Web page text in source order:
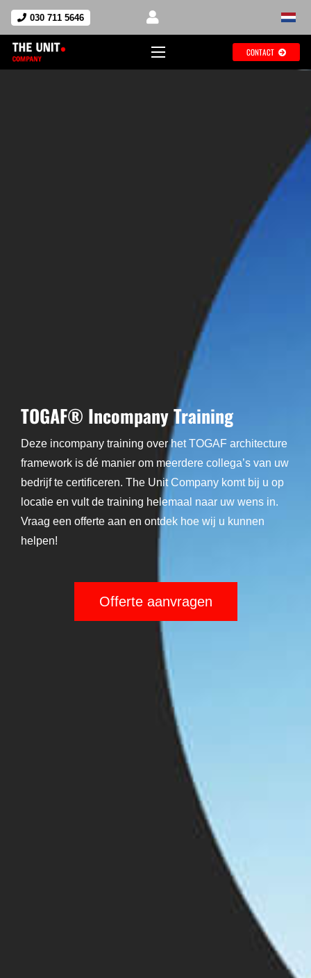
030 711 5646
CONTACT
TOGAF® Incompany Training
Deze incompany training over het TOGAF architecture
framework is dé manier om meerdere collega’s van uw
bedrijf te certificeren. The Unit Company komt bij u op
locatie en vult de training helemaal naar uw wens in.
Vraag een offerte aan en ontdek hoe wij u kunnen
helpen!
Offerte aanvragen